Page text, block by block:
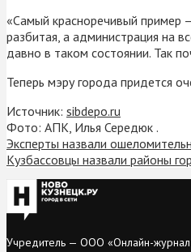
«Самый красноречивый пример
разбитая, а администрация на
давно в таком состоянии. Так
Теперь мэру города придется
Источник: sibdepo.ru
Фото: АПК, Илья Середюк .
Эксперты назвали
Кузбассовцы назвали районы
Учредитель — ООО «Онлайн-